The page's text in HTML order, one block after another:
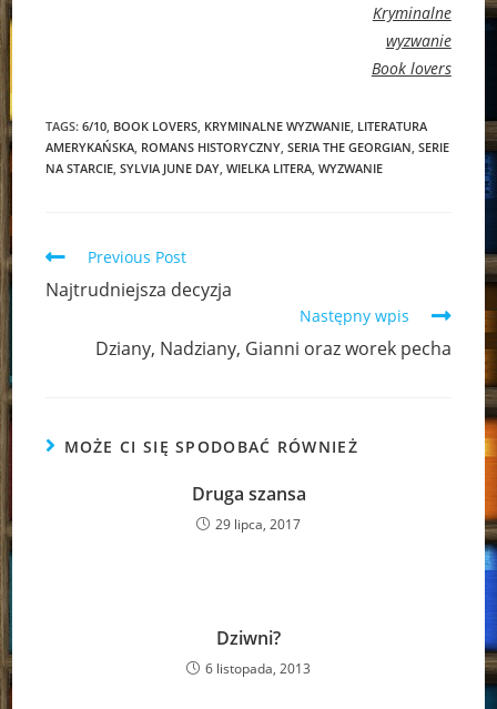
Kryminalne
wyzwanie
Book lovers
TAGS:6/10 BOOK LOVERS KRYMINALNE WYZWANIE LITERATURA
AMERYKAŃSKA ROMANS HISTORYCZNY SERIA THE GEORGIAN SERIE
NA STARCIE SYLVIA JUNE DAY WIELKA LITERA WYZWANIE
Read
articles
Previous Post
Najtrudniejsza decyzja
Następny wpis
Dziany, Nadziany, Gianni oraz worek pecha
MOŻE CI SIĘ SPODOBAĆ RÓWNIEŻ
Druga szansa
29 lipca, 2017
Dziwni?
6 listopada, 2013